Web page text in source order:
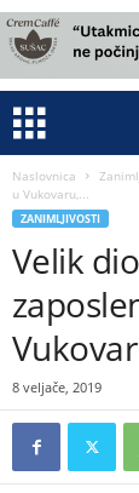
Naslovnica
u Vukovaru,...
ZANIMLJIVOSTI
Velik
8 veljače, 2019